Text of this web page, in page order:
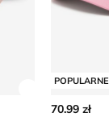
POPULARNE
70.99 zł